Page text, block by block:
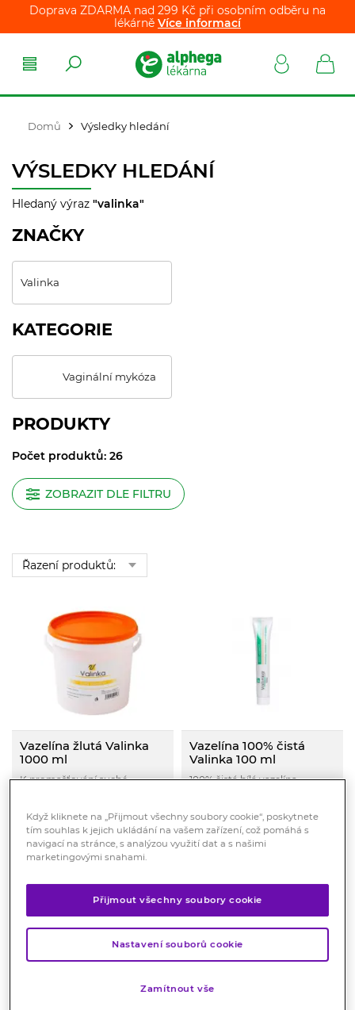
Doprava ZDARMA nad 299 Kč při osobním odběru na
lékárně Více informací
Domů Výsledky hledání
VÝSLEDKY HLEDÁNÍ
Hledaný výraz "valinka"
ZNAČKY
Valinka
KATEGORIE
Vaginální mykóza
PRODUKTY
Počet produktů: 26
ZOBRAZIT DLE FILTRU
Řazení produktů:
Vazelína žlutá Valinka
1000 ml
K promašťování suché
Skladem > 10 ks
299Kč
KOUPIT
Vazelína 100% čistá
Valinka 100 ml
100% čistá bílá vazelína
89Kč
Když kliknete na „Přijmout všechny soubory cookie“, poskytnete
tím souhlas k jejich ukládání na vašem zařízení, což pomáhá s
navigací na stránce, s analýzou využití dat a s našimi
marketingovými snahami.
Přijmout všechny soubory cookie
Nastavení souborů cookie
Zamítnout vše